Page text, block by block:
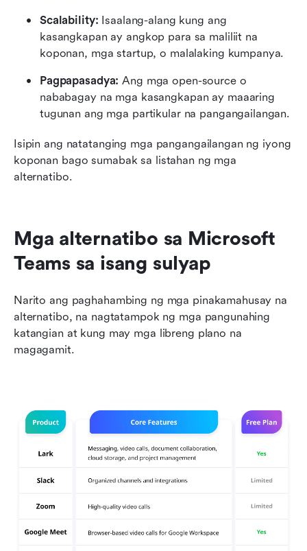
Scalability: Isaalang-alang kung ang
kasangkapan ay angkop para sa maliliit na
koponan, mga startup, o malalaking kumpanya.
Pagpapasadya: Ang mga open-source o
nababagay na mga kasangkapan ay maaaring
tugunan ang mga partikular na pangangailangan.
Isipin ang natatanging mga pangangailangan ng iyong
koponan bago sumabak sa listahan ng mga
alternatibo.
Mga alternatibo sa Microsoft
Teams sa isang sulyap
Narito ang paghahambing ng mga pinakamahusay na
alternatibo, na nagtatampok ng mga pangunahing
katangian at kung may mga libreng plano na
magagamit.